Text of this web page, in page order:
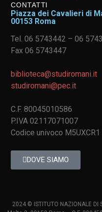
CONTATTI
Piazza dei Cavalieri di
00153 Roma
Tel. 06 5743442 – 06
Fax 06 5743447
biblioteca@studiromani.it
studiromani@pec.it
C.F. 80045010586
P.IVA 02117071007
Codice univoco M5UXCR1
DOVE SIAMO
2024 © ISTITUTO NAZIONALE